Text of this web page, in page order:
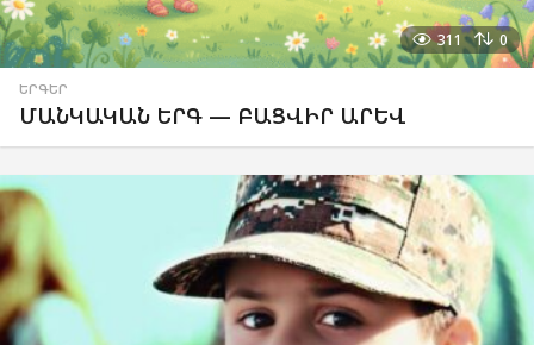
311 0
ԵՐԳԵՐ
ՄԱՆԿԱԿԱՆ ԵՐԳ — ԲԱՑՎԻՐ ԱՐԵՎ